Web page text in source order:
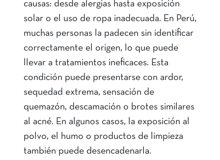
causas: desde alergias hasta exposición
solar o el uso de ropa inadecuada. En Perú,
muchas personas la padecen sin identificar
correctamente el origen, lo que puede
llevar a tratamientos ineficaces. Esta
condición puede presentarse con ardor,
sequedad extrema, sensación de
quemazón, descamación o brotes similares
al acné. En algunos casos, la exposición al
polvo, el humo o productos de limpieza
también puede desencadenarla.